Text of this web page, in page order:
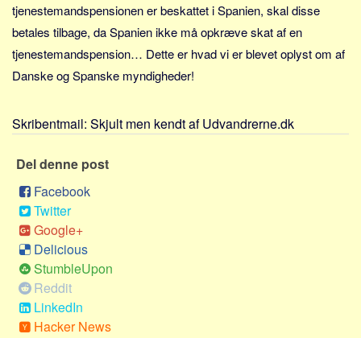
Sverige
Norge
Thailand
Italien
USA
Alle
Nøgleord
Bolig
Job
Virksomhed
Investering
Pension og opsparing
tjenestemandspensionen er beskattet i Spanien, skal disse
betales tilbage, da Spanien ikke må opkræve skat af en
tjenestemandspension… Dette er hvad vi er blevet oplyst om af
Danske og Spanske myndigheder!
Skribentmail: Skjult men kendt af Udvandrerne.dk
Del denne post
Facebook
Twitter
Google+
Delicious
StumbleUpon
Reddit
LinkedIn
Hacker News